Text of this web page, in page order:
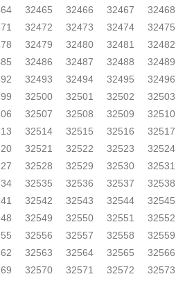
32465 32466 32467
32468
32472 32473 32474
32475
32479 32480 32481
32482
32486 32487 32488
32489
32493 32494 32495
32496
32500 32501 32502
32503
32507 32508 32509
32510
32514 32515 32516
32517
32521 32522 32523
32524
32528 32529 32530
32531
32535 32536 32537
32538
32542 32543 32544
32545
32549 32550 32551
32552
32556 32557 32558
32559
32563 32564 32565
32566
32570 32571 32572
32573